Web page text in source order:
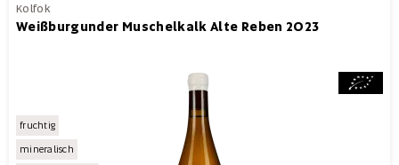
Kolfok
Weißburgunder Muschelkalk Alte Reben 2023
fruchtig
mineralisch